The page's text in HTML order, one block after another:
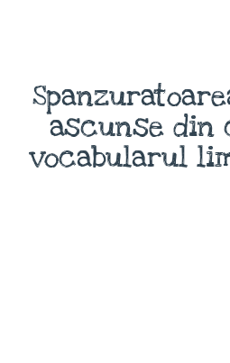
ascunse din
vocabularul